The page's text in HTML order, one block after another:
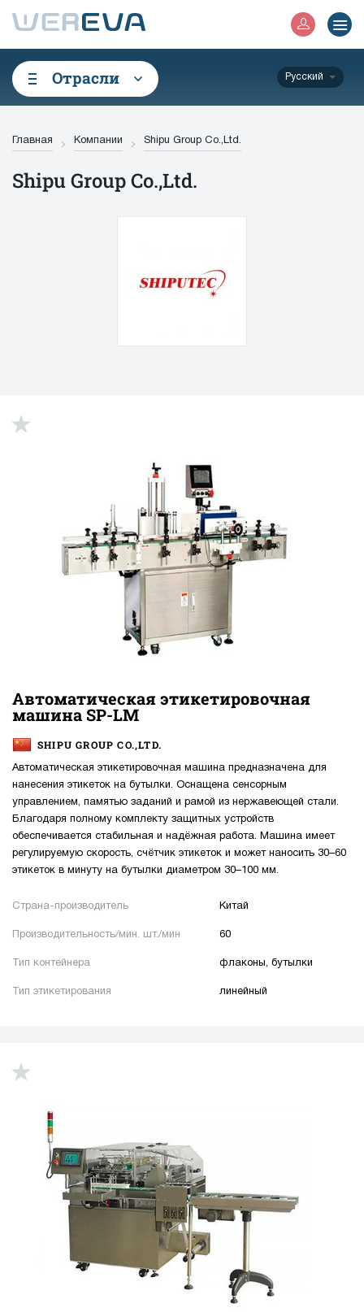
Отрасли Русский
Главная Компании Shipu Group Co.,Ltd.
Shipu Group Co.,Ltd.
Автоматическая этикетировочная
машина SP-LM
SHIPU GROUP CO.,LTD.
Автоматическая этикетировочная машина предназначена для
нанесения этикеток на бутылки. Оснащена сенсорным
управлением, памятью заданий и рамой из нержавеющей стали.
Благодаря полному комплекту защитных устройств
обеспечивается стабильная и надёжная работа. Машина имеет
регулируемую скорость, счётчик этикеток и может наносить 30–60
этикеток в минуту на бутылки диаметром 30–100 мм.
Страна-производитель Китай
Производительность/мин. шт./мин 60
Тип контейнера флаконы, бутылки
Тип этикетирования линейный